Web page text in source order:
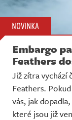
NOVINKA
Embargo
Feathers
Již zítra vychází
Feathers.
vás, jak
které jsou již